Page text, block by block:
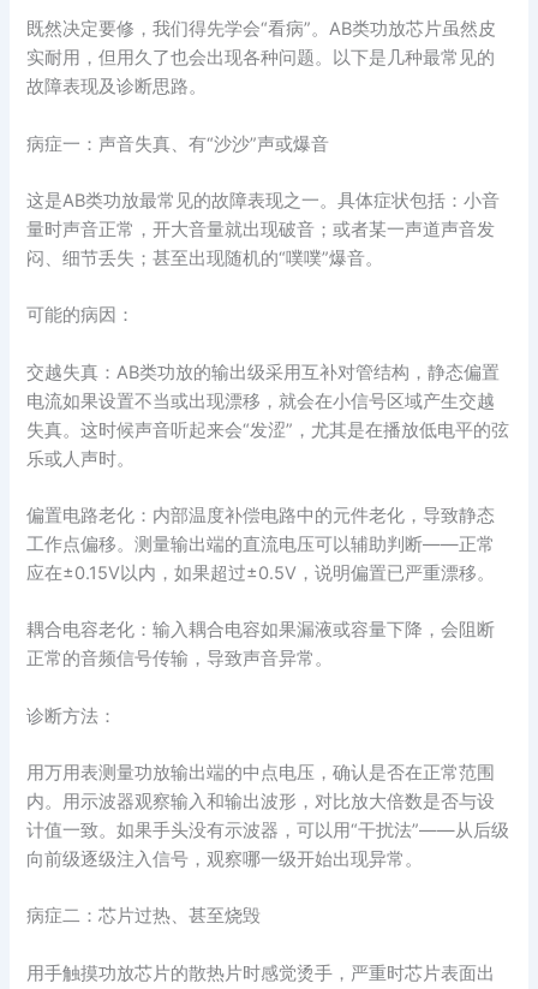
既然决定要修，我们得先学会“看病”。AB类功放芯片虽然皮
实耐用，但用久了也会出现各种问题。以下是几种最常见的
故障表现及诊断思路。
病症一：声音失真、有“沙沙”声或爆音
这是AB类功放最常见的故障表现之一。具体症状包括：小音
量时声音正常，开大音量就出现破音；或者某一声道声音发
闷、细节丢失；甚至出现随机的“噗噗”爆音。
可能的病因：
交越失真：AB类功放的输出级采用互补对管结构，静态偏置
电流如果设置不当或出现漂移，就会在小信号区域产生交越
失真。这时候声音听起来会“发涩”，尤其是在播放低电平的弦
乐或人声时。
偏置电路老化：内部温度补偿电路中的元件老化，导致静态
工作点偏移。测量输出端的直流电压可以辅助判断——正常
应在±0.15V以内，如果超过±0.5V，说明偏置已严重漂移。
耦合电容老化：输入耦合电容如果漏液或容量下降，会阻断
正常的音频信号传输，导致声音异常。
诊断方法：
用万用表测量功放输出端的中点电压，确认是否在正常范围
内。用示波器观察输入和输出波形，对比放大倍数是否与设
计值一致。如果手头没有示波器，可以用“干扰法”——从后级
向前级逐级注入信号，观察哪一级开始出现异常。
病症二：芯片过热、甚至烧毁
用手触摸功放芯片的散热片时感觉烫手，严重时芯片表面出